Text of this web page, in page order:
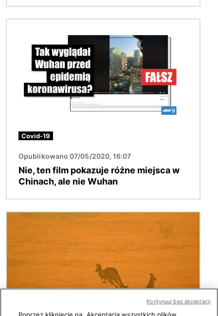
Covid-19
Opublikowano 07/05/2020, 16:07
Nie, ten film pokazuje różne miejsca w
Chinach, ale nie Wuhan
Obraz
Kontynuuj bez akceptacji